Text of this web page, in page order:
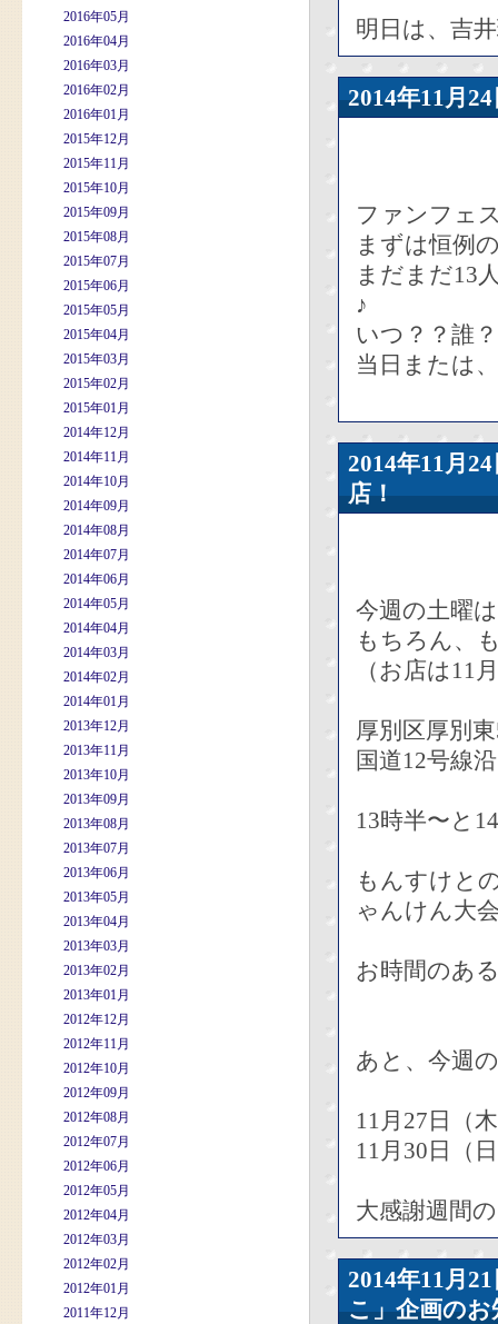
2016年05月
2016年04月
2016年03月
2016年02月
2016年01月
2015年12月
2015年11月
2015年10月
2015年09月
2015年08月
2015年07月
2015年06月
2015年05月
2015年04月
2015年03月
2015年02月
2015年01月
2014年12月
2014年11月
2014年10月
2014年09月
2014年08月
2014年07月
2014年06月
2014年05月
2014年04月
2014年03月
2014年02月
2014年01月
2013年12月
2013年11月
2013年10月
2013年09月
2013年08月
2013年07月
2013年06月
2013年05月
2013年04月
2013年03月
2013年02月
2013年01月
2012年12月
2012年11月
2012年10月
2012年09月
2012年08月
2012年07月
2012年06月
2012年05月
2012年04月
2012年03月
2012年02月
2012年01月
2011年12月
明日は、吉
2014年11
ファンフェ
まずは恒例
まだまだ13
♪
いつ？？誰
当日または
2014年11
店！
今週の土曜
もちろん、
（お店は11
厚別区厚別
国道12号線
13時半〜と
もんすけと
ゃんけん大
お時間のあ
あと、今週
11月27日（
11月30日（
大感謝週間
2014年11
こ」企画のお